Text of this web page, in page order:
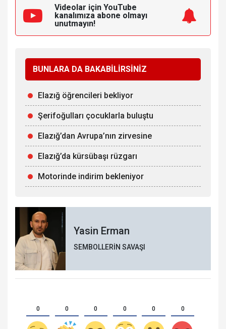
Videolar için YouTube
kanalımıza abone olmayı
unutmayın!
BUNLARA DA BAKABİLİRSİNİZ
Elazığ öğrencileri bekliyor
Şerifoğulları çocuklarla buluştu
Elazığ’dan Avrupa’nın zirvesine
Elazığ’da kürsübaşı rüzgarı
Motorinde indirim bekleniyor
Yasin Erman
SEMBOLLERİN SAVAŞI
0 0 0 0 0 0